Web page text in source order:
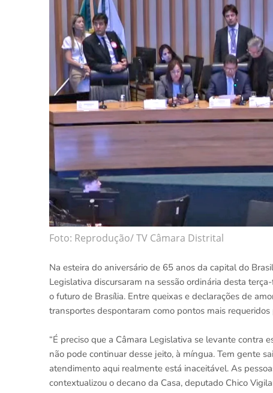
Foto: Reprodução/ TV Câmara Distrital
Na esteira do aniversário de 65 anos da capital do
Legislativa discursaram na sessão ordinária desta
o futuro de Brasília. Entre queixas e declarações de
transportes despontaram como pontos mais
“É preciso que a Câmara Legislativa se levante contra
não pode continuar desse jeito, à míngua. Tem gente
atendimento aqui realmente está inaceitável. As
contextualizou o decano da Casa, deputado Chico